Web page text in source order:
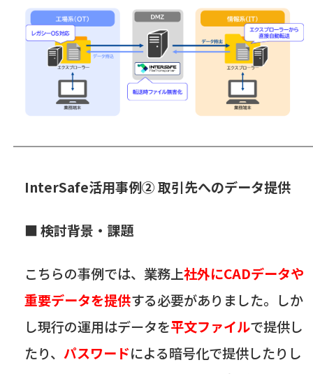
InterSafe活用事例② 取引先へのデータ提供
■ 検討背景・課題
こちらの事例では、業務上社外にCADデータや
重要データを提供する必要がありました。しか
し現行の運用はデータを平文ファイルで提供し
たり、パスワードによる暗号化で提供したりし